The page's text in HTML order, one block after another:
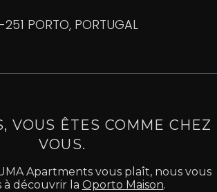
PORTO, PORTUGAL
VOUS ÊTES COMME CHEZ
VOUS.
Apartments vous plaît, nous vous
à découvrir la Oporto Maison.